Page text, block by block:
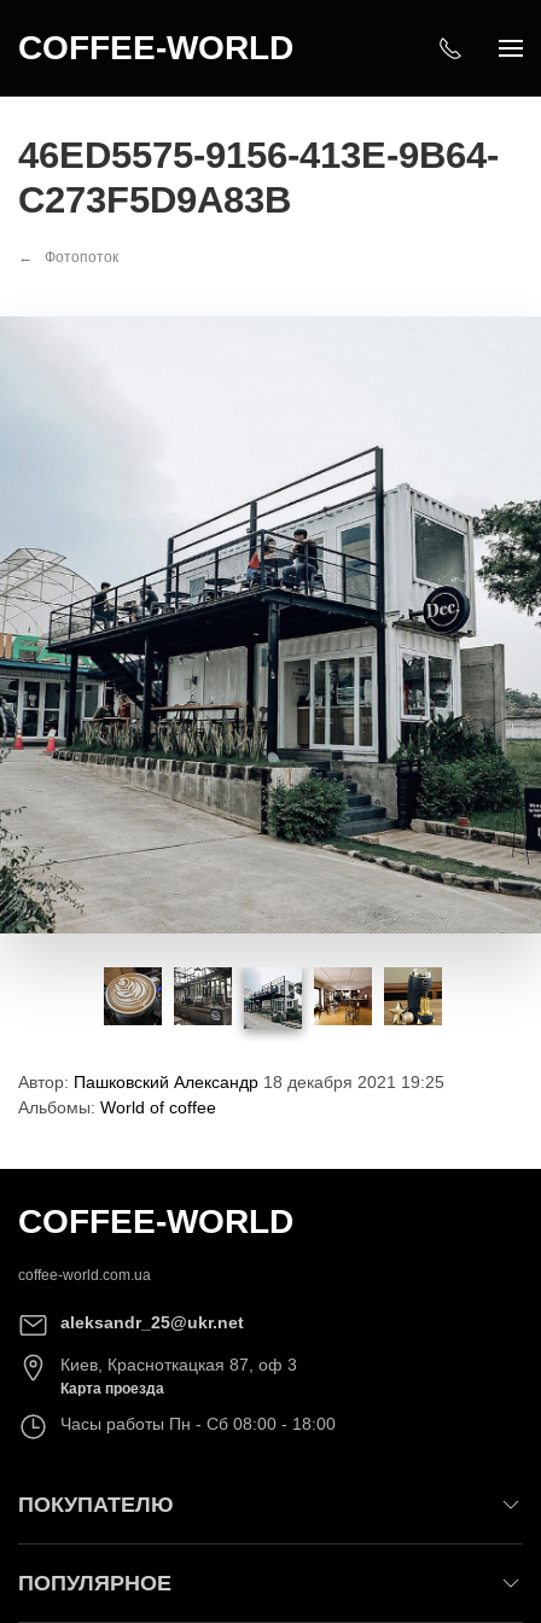
COFFEE-WORLD
46ED5575-9156-413E-9B64-
C273F5D9A83B
Фотопоток
Автор: Пашковский Александр 18 декабря 2021 19:25
Альбомы: World of coffee
COFFEE-WORLD
coffee-world.com.ua
aleksandr_25@ukr.net
Киев, Красноткацкая 87, оф 3
Карта проезда
Часы работы Пн - Сб 08:00 - 18:00
ПОКУПАТЕЛЮ
ПОПУЛЯРНОЕ